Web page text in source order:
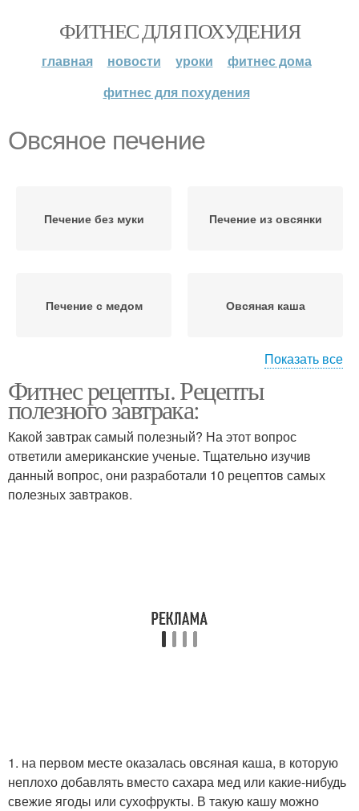
ФИТНЕС ДЛЯ ПОХУДЕНИЯ
главная новости уроки
фитнес дома
фитнес для похудения
Овсяное печение
Печение без муки Печение из овсянки
Печение с медом Овсяная каша
Печение с овсянкой Банановое печение
Печение с овсяными
хлопьями
Печение с бананом
Показать все
Фитнес рецепты. Рецепты
полезного завтрака:
Какой завтрак самый полезный? На этот вопрос
ответили американские ученые. Тщательно изучив
данный вопрос, они разработали 10 рецептов самых
полезных завтраков.
1. на первом месте оказалась овсяная каша, в которую
неплохо добавлять вместо сахара мед или какие-нибудь
свежие ягоды или сухофрукты. В такую кашу можно